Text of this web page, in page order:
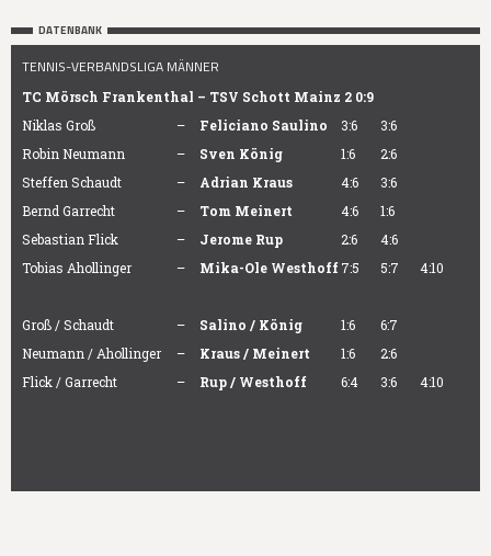
DATENBANK
TENNIS-VERBANDSLIGA MÄNNER
TC Mörsch Frankenthal – TSV Schott Mainz 2 0:9
Niklas Groß
– Feliciano Saulino 3:6
3:6
Robin Neumann
– Sven König 1:6
2:6
Steffen Schaudt
– Adrian Kraus 4:6
3:6
Bernd Garrecht
– Tom Meinert 4:6
1:6
Sebastian Flick
– Jerome Rup 2:6
4:6
Tobias Ahollinger
– Mika-Ole Westhoff7:5 5:7 4:10
Groß / Schaudt – Salino / König 1:6
6:7
Neumann / Ahollinger
– Kraus / Meinert 1:6
2:6
Flick / Garrecht
– Rup / Westhoff 6:4 3:6 4:10